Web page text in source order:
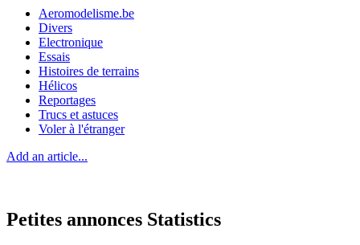
Aeromodelisme.be
Divers
Electronique
Essais
Histoires de terrains
Hélicos
Reportages
Trucs et astuces
Voler à l'étranger
Add an article...
Petites annonces Statistics